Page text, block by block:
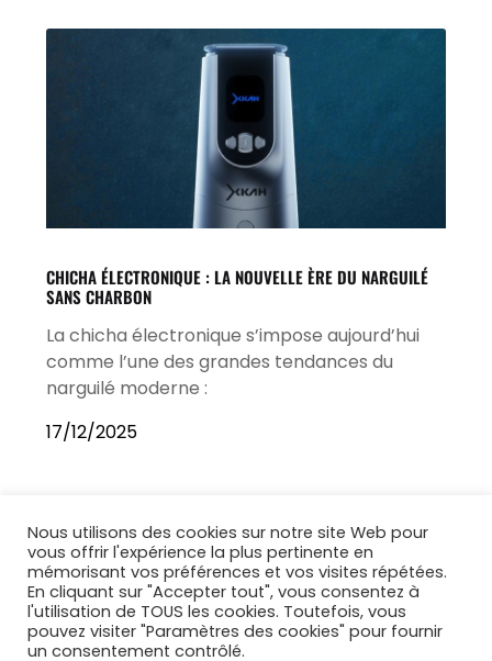
CHICHA ÉLECTRONIQUE : LA NOUVELLE ÈRE DU NARGUILÉ
SANS CHARBON
La chicha électronique s’impose aujourd’hui
comme l’une des grandes tendances du
narguilé moderne :
17/12/2025
Nous utilisons des cookies sur notre site Web pour
vous offrir l'expérience la plus pertinente en
mémorisant vos préférences et vos visites répétées.
En cliquant sur "Accepter tout", vous consentez à
l'utilisation de TOUS les cookies. Toutefois, vous
pouvez visiter "Paramètres des cookies" pour fournir
un consentement contrôlé.